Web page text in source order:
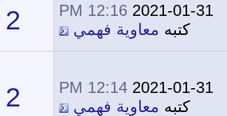
2021-01-31
12:16 PM
كتبه معاوية فهمي 2
2021-01-31
12:14 PM
كتبه معاوية فهمي 2